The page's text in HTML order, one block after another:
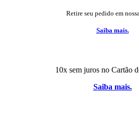
Retire seu pedido em
Saiba mais.
10x sem juros no Cartão
Saiba mais.